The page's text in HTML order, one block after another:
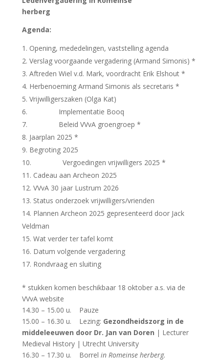
herberg
Agenda:
Opening, mededelingen, vaststelling agenda
Verslag voorgaande vergadering (Armand Simonis) *
Aftreden Wiel v.d. Mark, voordracht Erik Elshout *
Herbenoeming Armand Simonis als secretaris *
Vrijwilligerszaken (Olga Kat)
Implementatie Booq
Beleid VVvA groengroep *
Jaarplan 2025 *
Begroting 2025
Vergoedingen vrijwilligers 2025 *
Cadeau aan Archeon 2025
VVvA 30 jaar Lustrum 2026
Status onderzoek vrijwilligers/vrienden
Plannen Archeon 2025 gepresenteerd door Jack
Veldman
Wat verder ter tafel komt
Datum volgende vergadering
Rondvraag en sluiting
* stukken komen beschikbaar 18 oktober a.s. via de
VVvA website
14.30 – 15.00 u. Pauze
15.00 – 16.30 u. Lezing: Gezondheidszorg in de
middeleeuwen door Dr. Jan van Doren | Lecturer
Medieval History | Utrecht University
16.30 – 17.30 u. Borrel in Romeinse herberg.